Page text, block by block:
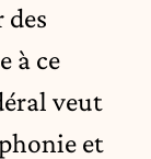
à ce
veut
et